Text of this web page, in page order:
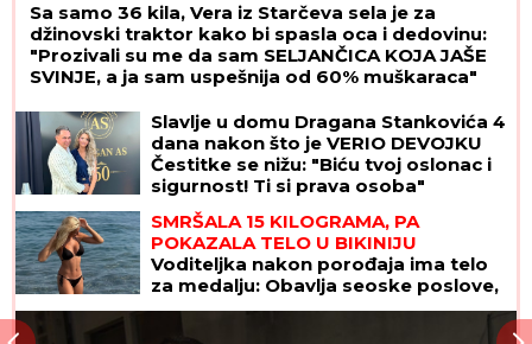
Sa samo 36 kila, Vera iz Starčeva sela je za
džinovski traktor kako bi spasla oca i dedovinu:
"Prozivali su me da sam SELJANČICA KOJA JAŠE
SVINJE, a ja sam uspešnija od 60% muškaraca"
Slavlje u domu Dragana Stankovića 4
dana nakon što je VERIO DEVOJKU
Čestitke se nižu: "Biću tvoj oslonac i
sigurnost! Ti si prava osoba"
SMRŠALA 15 KILOGRAMA, PA
POKAZALA TELO U BIKINIJU
Voditeljka nakon porođaja ima telo
za medalju: Obavlja seoske poslove,
a kada se skine muškarcima padnu